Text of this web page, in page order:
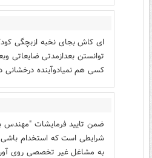
ای کاش بجای نخبه ازبچگی
توانستن بعدازمدتی ضایعاتی
کسی هم نمیادوآینده درخشانی
ضمن تایید فرمایشات "مهندس
شرایطی است که استخدام
به مشاغل غیر تخصصی روی